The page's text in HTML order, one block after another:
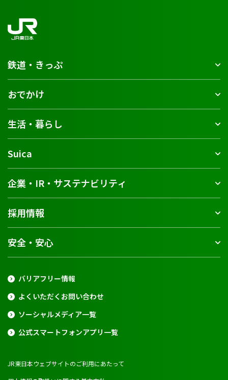
鉄道・きっぷ
おでかけ
生活・暮らし
Suica
企業・IR・サステナビリティ
採用情報
安全・安心
バリアフリー情報
よくいただくお問い合わせ
ソーシャルメディア一覧
公式スマートフォンアプリ一覧
JR東日本ウェブサイトのご利用にあたって